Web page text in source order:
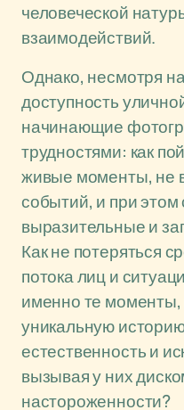
человеческой
взаимодействий.
Однако, несмотря
доступность
начинающие
трудностями: как
живые моменты, не
событий, и при этом
выразительные и
Как не потеряться
потока лиц и
именно те моменты,
уникальную
естественность и
вызывая у них
настороженности?